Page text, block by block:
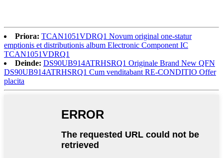
Priora: TCAN1051VDRQ1 Novum original one-statur
emptionis et distributionis album Electronic Component IC
TCAN1051VDRQ1
Deinde: DS90UB914ATRHSRQ1 Originale Brand New QFN
DS90UB914ATRHSRQ1 Cum venditabant RE-CONDITIO Offer
placita